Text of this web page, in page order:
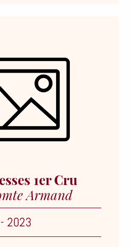
1er Cru
Armand
- 2023